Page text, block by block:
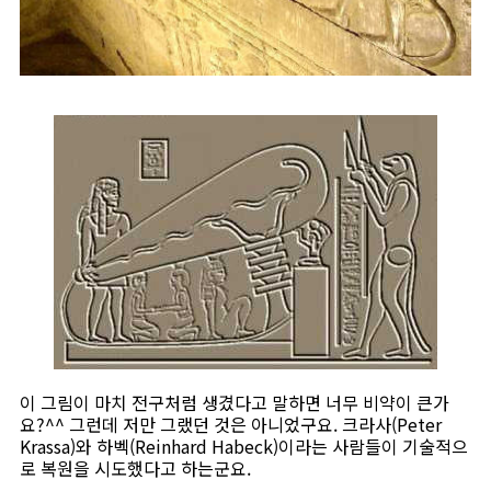
이 그림이 마치 전구처럼 생겼다고 말하면 너무 비약이 큰가
요?^^ 그런데 저만 그랬던 것은 아니었구요. 크라사(Peter
Krassa)와 하벡(Reinhard Habeck)이라는 사람들이 기술적으
로 복원을 시도했다고 하는군요.